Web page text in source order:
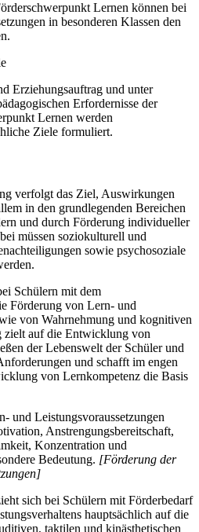
Lernen können bei
in besonderen Klassen den
Erziehungsauftrag und unter
Erfordernisse der
Lernen werden
Ziele formuliert.
verfolgt das Ziel, Auswirkungen
in den grundlegenden Bereichen
und durch Förderung individueller
müssen soziokulturell und
sowie psychosoziale
Schülern mit dem
Förderung von Lern- und
von Wahrnehmung und kognitiven
zielt auf die Entwicklung von
der Lebenswelt der Schüler und
und schafft im engen
von Lernkompetenz die Basis
und Leistungsvoraussetzungen
Anstrengungsbereitschaft,
Konzentration und
Bedeutung. [Förderung der
sich bei Schülern mit Förderbedarf
hauptsächlich auf die
taktilen und kinästhetischen